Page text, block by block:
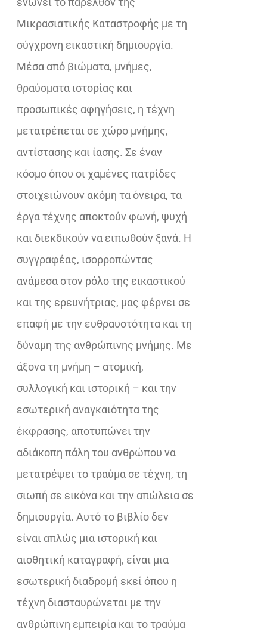
Μικρασιατικής Καταστροφής με τη
σύγχρονη εικαστική δημιουργία.
Μέσα από βιώματα, μνήμες,
θραύσματα ιστορίας και
προσωπικές αφηγήσεις, η τέχνη
μετατρέπεται σε χώρο μνήμης,
αντίστασης και ίασης. Σε έναν
κόσμο όπου οι χαμένες πατρίδες
στοιχειώνουν ακόμη τα όνειρα, τα
έργα τέχνης αποκτούν φωνή, ψυχή
και διεκδικούν να ειπωθούν ξανά. Η
συγγραφέας, ισορροπώντας
ανάμεσα στον ρόλο της εικαστικού
και της ερευνήτριας, μας φέρνει σε
επαφή με την ευθραυστότητα και τη
δύναμη της ανθρώπινης μνήμης. Με
άξονα τη μνήμη – ατομική,
συλλογική και ιστορική – και την
εσωτερική αναγκαιότητα της
έκφρασης, αποτυπώνει την
αδιάκοπη πάλη του ανθρώπου να
μετατρέψει το τραύμα σε τέχνη, τη
σιωπή σε εικόνα και την απώλεια σε
δημιουργία. Αυτό το βιβλίο δεν
είναι απλώς μια ιστορική και
αισθητική καταγραφή, είναι μια
εσωτερική διαδρομή εκεί όπου η
τέχνη διασταυρώνεται με την
ανθρώπινη εμπειρία και το τραύμα